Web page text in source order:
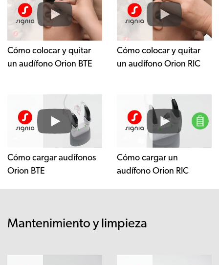
Cómo colocar y quitar
un audífono Orion BTE
Cómo colocar y quitar
un audífono Orion RIC
Cómo cargar audífonos
Orion BTE
Cómo cargar un
audífono Orion RIC
Mantenimiento y limpieza